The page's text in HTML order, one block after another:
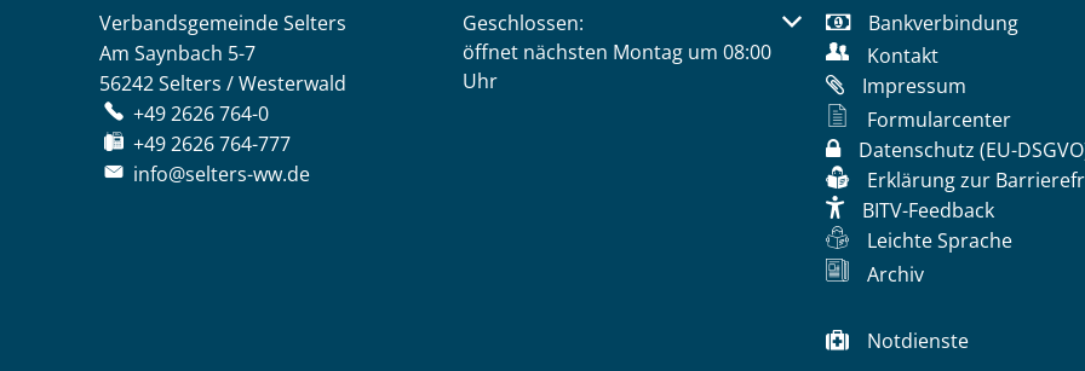
Verbandsgemeinde Selters
Am Saynbach 5-7
56242Selters / Westerwald
+49 2626 764-0
+49 2626 764-777
info@selters-ww.de
Klicken, um weitere Öffnungs- oder Schließzeiten auszublenden
Geschlossen:
öffnet nächsten Montag um 08:00
Uhr
Bankverbindung
Kontakt
Impressum
Formularcenter
Datenschutz (EU-
Erklärung zur
BITV-Feedback
Leichte Sprache
Archiv
Notdienste